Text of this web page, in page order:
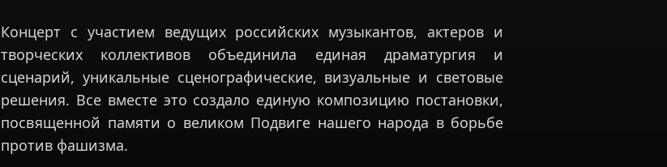
Концерт с участием ведущих российских музыкантов, актеров и
творческих коллективов объединила единая драматургия и
сценарий, уникальные сценографические, визуальные и световые
решения. Все вместе это создало единую композицию постановки,
посвященной памяти о великом Подвиге нашего народа в борьбе
против фашизма.